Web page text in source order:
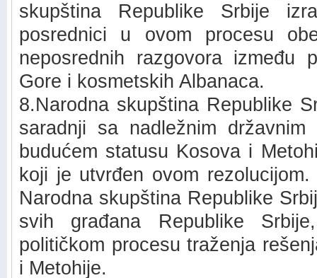
skupština Republike Srbije
posrednici u ovom procesu
neposrednih razgovora između
Gore i kosmetskih Albanaca.
8.Narodna skupština Republike
saradnji sa nadležnim
budućem statusu Kosova i
koji je utvrđen ovom
Narodna skupština Republike
svih građana Republike
političkom procesu traženja
i Metohije.